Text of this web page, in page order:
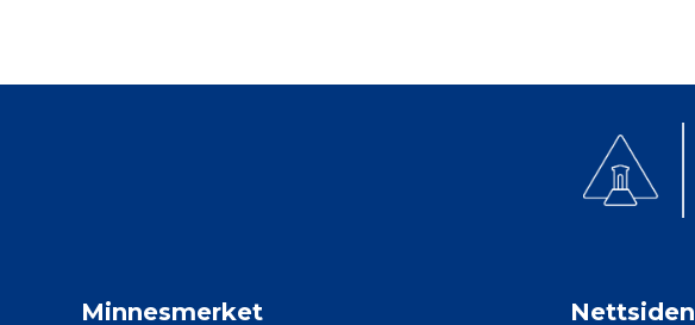
Minnesmerket Nettsiden